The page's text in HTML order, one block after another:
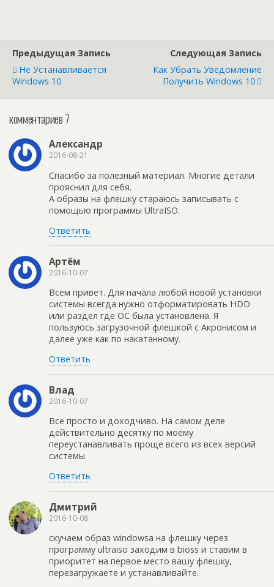
Предыдущая Запись
Не Устанавливается
Windows 10
Следующая Запись
Как Убрать Уведомление
Получить Windows 10
комментариев 7
Александр
2016-08-21
Спасибо за полезный материал. Многие детали
прояснил для себя.
А образы на флешку стараюсь записывать с
помощью программы UltraISO.
Ответить
Артём
2016-10-07
Всем привет. Для начала любой новой установки
системы всегда нужно отформатировать HDD
или раздел где ОС была установлена. Я
пользуюсь загрузочной флешкой с Акронисом и
далее уже как по накатанному.
Ответить
Влад
2016-10-07
Все просто и доходчиво. На самом деле
действительно десятку по моему
переустанавливать проще всего из всех версий
системы.
Ответить
Дмитрий
2016-10-08
скучаем образ windowsa на флешку через
программу ultraiso заходим в bioss и ставим в
приоритет на первое место вашу флешку,
перезагружаете и устанавливайте.